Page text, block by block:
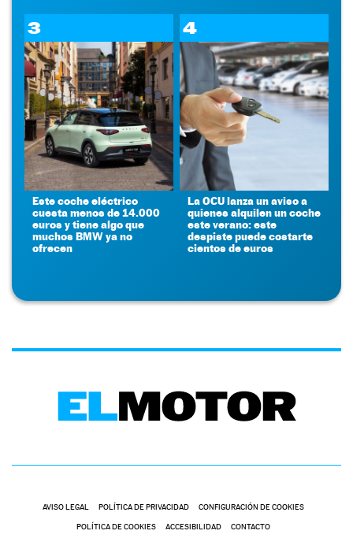
3
Este coche eléctrico
cuesta menos de 14.000
euros y tiene algo que
muchos BMW ya no
ofrecen
4
La OCU lanza un aviso a
quienes alquilen un coche
este verano: este
despiste puede costarte
cientos de euros
AVISO LEGAL POLÍTICA DE PRIVACIDAD CONFIGURACIÓN DE COOKIES
POLÍTICA DE COOKIES ACCESIBILIDAD CONTACTO